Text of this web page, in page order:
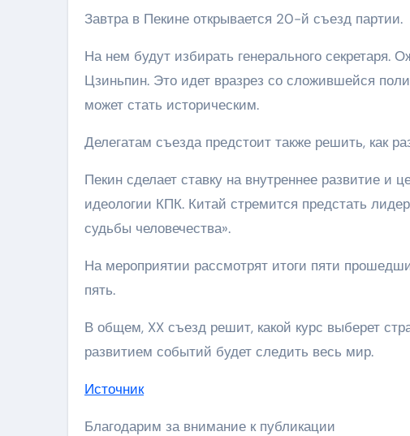
Завтра в Пекине открывается 20-й съезд партии.
На нем будут избирать генерального секретаря.
Цзиньпин. Это идет вразрез со сложившейся
может стать историческим.
Делегатам съезда предстоит также решить, как
Пекин сделает ставку на внутреннее развитие
идеологии КПК. Китай стремится предстать
судьбы человечества».
На мероприятии рассмотрят итоги пяти
пять.
В общем, XX съезд решит, какой курс выберет
развитием событий будет следить весь мир.
Источник
Благодарим за внимание к публикации